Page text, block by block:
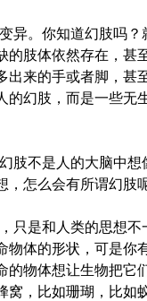
异。你知道幻肢吗？
的肢体依然存在，甚
出来的手或者脚，甚
的幻肢，而是一些无
肢不是人的大脑中
，怎么会有所谓幻肢
只是和人类的思想
物体的形状，可是你
的物体想让生物把它
窝，比如珊瑚，比